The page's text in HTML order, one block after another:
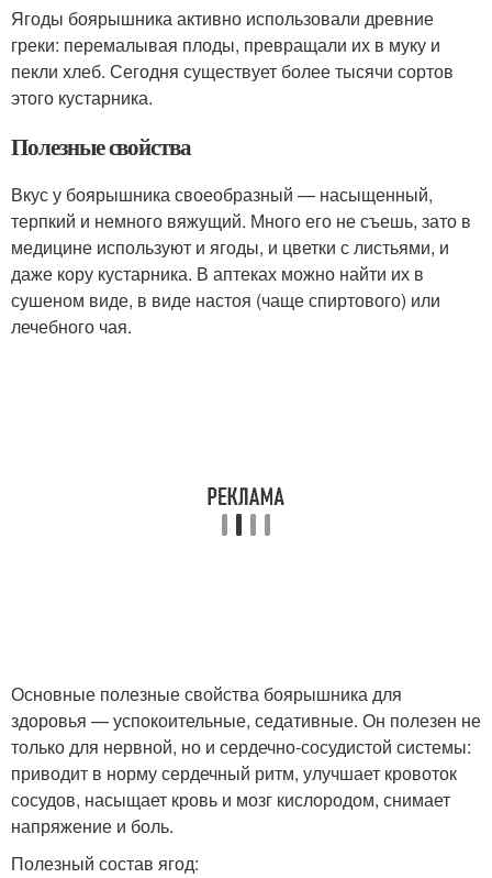
Ягоды боярышника активно использовали древние
греки: перемалывая плоды, превращали их в муку и
пекли хлеб. Сегодня существует более тысячи сортов
этого кустарника.
Полезные свойства
Вкус у боярышника своеобразный — насыщенный,
терпкий и немного вяжущий. Много его не съешь, зато в
медицине используют и ягоды, и цветки с листьями, и
даже кору кустарника. В аптеках можно найти их в
сушеном виде, в виде настоя (чаще спиртового) или
лечебного чая.
Основные полезные свойства боярышника для
здоровья — успокоительные, седативные. Он полезен не
только для нервной, но и сердечно-сосудистой системы:
приводит в норму сердечный ритм, улучшает кровоток
сосудов, насыщает кровь и мозг кислородом, снимает
напряжение и боль.
Полезный состав ягод: